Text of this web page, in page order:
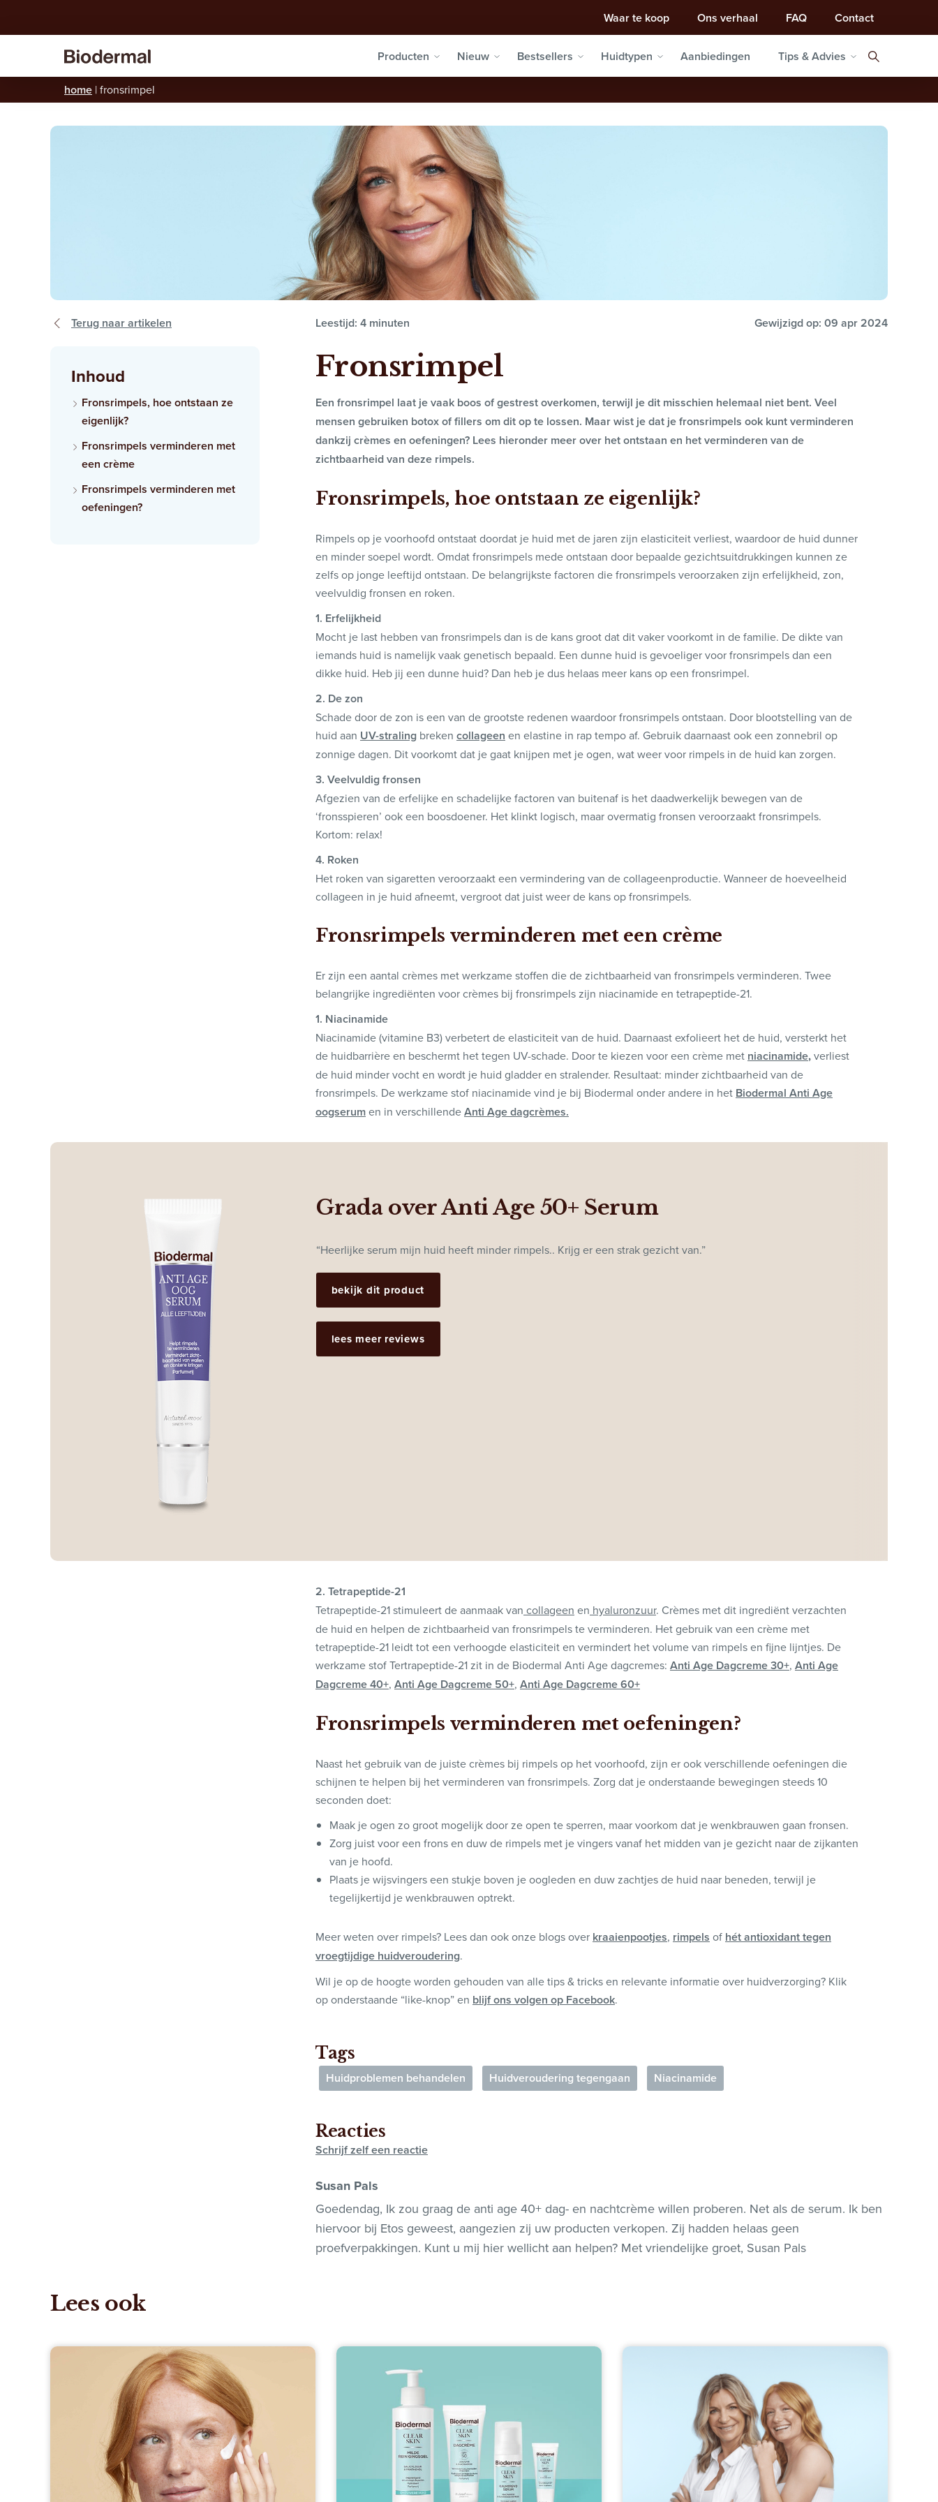
Waar te koop Ons verhaal FAQ Contact
Producten Nieuw Bestsellers Huidtypen Aanbiedingen Tips & Advies
home |fronsrimpel
Terug naar artikelen Leestijd: 4 minuten Gewijzigd op: 09 apr 2024
Inhoud
Fronsrimpels, hoe ontstaan ze
eigenlijk?
Fronsrimpels verminderen met
een crème
Fronsrimpels verminderen met
oefeningen?
Fronsrimpel
Een fronsrimpel laat je vaak boos of gestrest overkomen, terwijl je dit misschien helemaal niet bent. Veel
mensen gebruiken botox of fillers om dit op te lossen. Maar wist je dat je fronsrimpels ook kunt verminderen
dankzij crèmes en oefeningen? Lees hieronder meer over het ontstaan en het verminderen van de
zichtbaarheid van deze rimpels.
Fronsrimpels, hoe ontstaan ze eigenlijk?
Rimpels op je voorhoofd ontstaat doordat je huid met de jaren zijn elasticiteit verliest, waardoor de huid dunner
en minder soepel wordt. Omdat fronsrimpels mede ontstaan door bepaalde gezichtsuitdrukkingen kunnen ze
zelfs op jonge leeftijd ontstaan. De belangrijkste factoren die fronsrimpels veroorzaken zijn erfelijkheid, zon,
veelvuldig fronsen en roken.
1. Erfelijkheid
Mocht je last hebben van fronsrimpels dan is de kans groot dat dit vaker voorkomt in de familie. De dikte van
iemands huid is namelijk vaak genetisch bepaald. Een dunne huid is gevoeliger voor fronsrimpels dan een
dikke huid. Heb jij een dunne huid? Dan heb je dus helaas meer kans op een fronsrimpel.
2. De zon
Schade door de zon is een van de grootste redenen waardoor fronsrimpels ontstaan. Door blootstelling van de
huid aan UV-straling breken collageen en elastine in rap tempo af. Gebruik daarnaast ook een zonnebril op
zonnige dagen. Dit voorkomt dat je gaat knijpen met je ogen, wat weer voor rimpels in de huid kan zorgen.
3. Veelvuldig fronsen
Afgezien van de erfelijke en schadelijke factoren van buitenaf is het daadwerkelijk bewegen van de
‘fronsspieren’ ook een boosdoener. Het klinkt logisch, maar overmatig fronsen veroorzaakt fronsrimpels.
Kortom: relax!
4. Roken
Het roken van sigaretten veroorzaakt een vermindering van de collageenproductie. Wanneer de hoeveelheid
collageen in je huid afneemt, vergroot dat juist weer de kans op fronsrimpels.
Fronsrimpels verminderen met een crème
Er zijn een aantal crèmes met werkzame stoffen die de zichtbaarheid van fronsrimpels verminderen. Twee
belangrijke ingrediënten voor crèmes bij fronsrimpels zijn niacinamide en tetrapeptide-21.
1. Niacinamide
Niacinamide (vitamine B3) verbetert de elasticiteit van de huid. Daarnaast exfolieert het de huid, versterkt het
de huidbarrière en beschermt het tegen UV-schade. Door te kiezen voor een crème met niacinamide,verliest
de huid minder vocht en wordt je huid gladder en stralender. Resultaat: minder zichtbaarheid van de
fronsrimpels. De werkzame stof niacinamide vind je bij Biodermal onder andere in het Biodermal Anti Age
oogserumen in verschillendeAnti Age dagcrèmes.
Grada over Anti Age 50+ Serum
“Heerlijke serum mijn huid heeft minder rimpels.. Krijg er een strak gezicht van.”
bekijk dit product
lees meer reviews
2. Tetrapeptide-21
Tetrapeptide-21 stimuleert de aanmaak van collageen en hyaluronzuur. Crèmes met dit ingrediënt verzachten
de huid en helpen de zichtbaarheid van fronsrimpels te verminderen. Het gebruik van een crème met
tetrapeptide-21 leidt tot een verhoogde elasticiteit en vermindert het volume van rimpels en fijne lijntjes. De
werkzame stof Tertrapeptide-21 zit in de Biodermal Anti Age dagcremes: Anti Age Dagcreme 30+, Anti Age
Dagcreme 40+, Anti Age Dagcreme 50+, Anti Age Dagcreme 60+
Fronsrimpels verminderen met oefeningen?
Naast het gebruik van de juiste crèmes bij rimpels op het voorhoofd, zijn er ook verschillende oefeningen die
schijnen te helpen bij het verminderen van fronsrimpels. Zorg dat je onderstaande bewegingen steeds 10
seconden doet:
Maak je ogen zo groot mogelijk door ze open te sperren, maar voorkom dat je wenkbrauwen gaan fronsen.
Zorg juist voor een frons en duw de rimpels met je vingers vanaf het midden van je gezicht naar de zijkanten
van je hoofd.
Plaats je wijsvingers een stukje boven je oogleden en duw zachtjes de huid naar beneden, terwijl je
tegelijkertijd je wenkbrauwen optrekt.
Meer weten over rimpels? Lees dan ook onze blogs over kraaienpootjes, rimpels of hét antioxidant tegen
vroegtijdige huidveroudering.
Wil je op de hoogte worden gehouden van alle tips & tricks en relevante informatie over huidverzorging? Klik
op onderstaande “like-knop” en blijf ons volgen op Facebook.
Tags
Huidproblemen behandelen Huidveroudering tegengaan Niacinamide
Reacties
Schrijf zelf een reactie
Susan Pals
Goedendag, Ik zou graag de anti age 40+ dag- en nachtcrème willen proberen. Net als de serum. Ik ben
hiervoor bij Etos geweest, aangezien zij uw producten verkopen. Zij hadden helaas geen
proefverpakkingen. Kunt u mij hier wellicht aan helpen? Met vriendelijke groet, Susan Pals
Lees ook